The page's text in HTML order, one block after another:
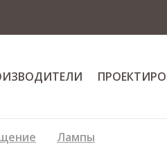
Лампы